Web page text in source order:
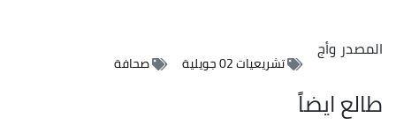
المصدروأج
تشريعيات 02 جويلية صحافة
طالع ايضاً